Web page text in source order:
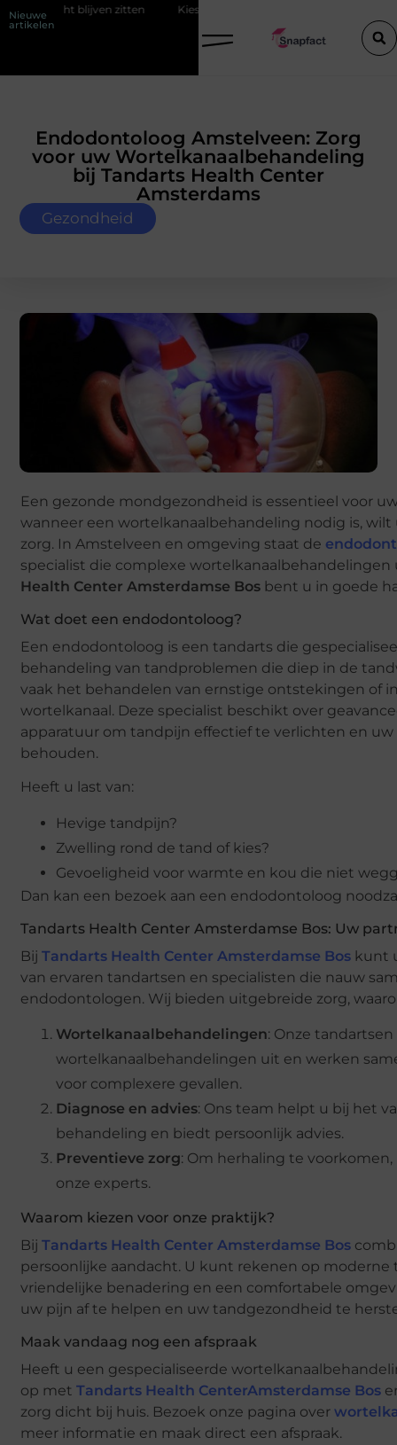
Nieuwe
artikelen
Kies de perfecte tussenjas voor heren
Endodontoloog Amstelveen: Zorg
voor uw Wortelkanaalbehandeling
bij Tandarts Health Center
Amsterdams
Gezondheid
Een gezonde mondgezondheid is essentieel voor
wanneer een wortelkanaalbehandeling nodig is, wilt
zorg. In Amstelveen en omgeving staat de
specialist die complexe
Health Center Amsterdamse Bos bent u in goede
Wat doet een endodontoloog?
Een endodontoloog is een tandarts die
behandeling van tandproblemen die diep in de
vaak het behandelen van ernstige ontstekingen of
wortelkanaal. Deze specialist beschikt over
apparatuur om tandpijn effectief te verlichten en
behouden.
Heeft u last van:
Hevige tandpijn?
Zwelling rond de tand of kies?
Gevoeligheid voor warmte en kou die niet
Dan kan een bezoek aan een endodontoloog
Tandarts Health Center Amsterdamse Bos: Uw
BijTandarts Health Center Amsterdamse Bos kunt
van ervaren tandartsen en specialisten die nauw
endodontologen. Wij bieden uitgebreide zorg,
Wortelkanaalbehandelingen: Onze
wortelkanaalbehandelingen uit en werken
voor complexere gevallen.
Diagnose en advies: Ons team helpt u bij het
behandeling en biedt persoonlijk advies.
Preventieve zorg: Om herhaling te
onze experts.
Waarom kiezen voor onze praktijk?
BijTandarts Health Center Amsterdamse Bos
persoonlijke aandacht. U kunt rekenen op moderne
vriendelijke benadering en een comfortabele
uw pijn af te helpen en uw tandgezondheid te
Maak vandaag nog een afspraak
Heeft u een gespecialiseerde
op metTandarts Health CenterAmsterdamse Bos
zorg dicht bij huis. Bezoek onze pagina over
meer informatie en maak direct een afspraak.